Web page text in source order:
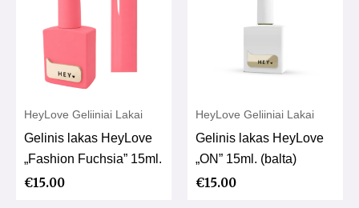
HeyLove Geliiniai Lakai
Gelinis lakas HeyLove
„Fashion Fuchsia” 15ml.
€15.00
HeyLove Geliiniai Lakai
Gelinis lakas HeyLove
„ON” 15ml. (balta)
€15.00